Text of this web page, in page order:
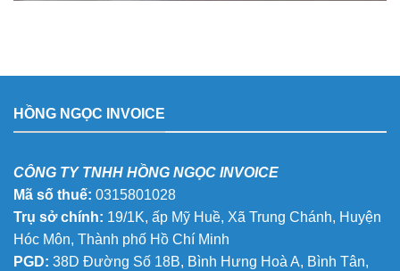
HỒNG NGỌC INVOICE
CÔNG TY TNHH HỒNG NGỌC INVOICE
Mã số thuế: 0315801028
Trụ sở chính: 19/1K, ấp Mỹ Huề, Xã Trung Chánh, Huyện
Hóc Môn, Thành phố Hồ Chí Minh
PGD: 38D Đường Số 18B, Bình Hưng Hoà A, Bình Tân,